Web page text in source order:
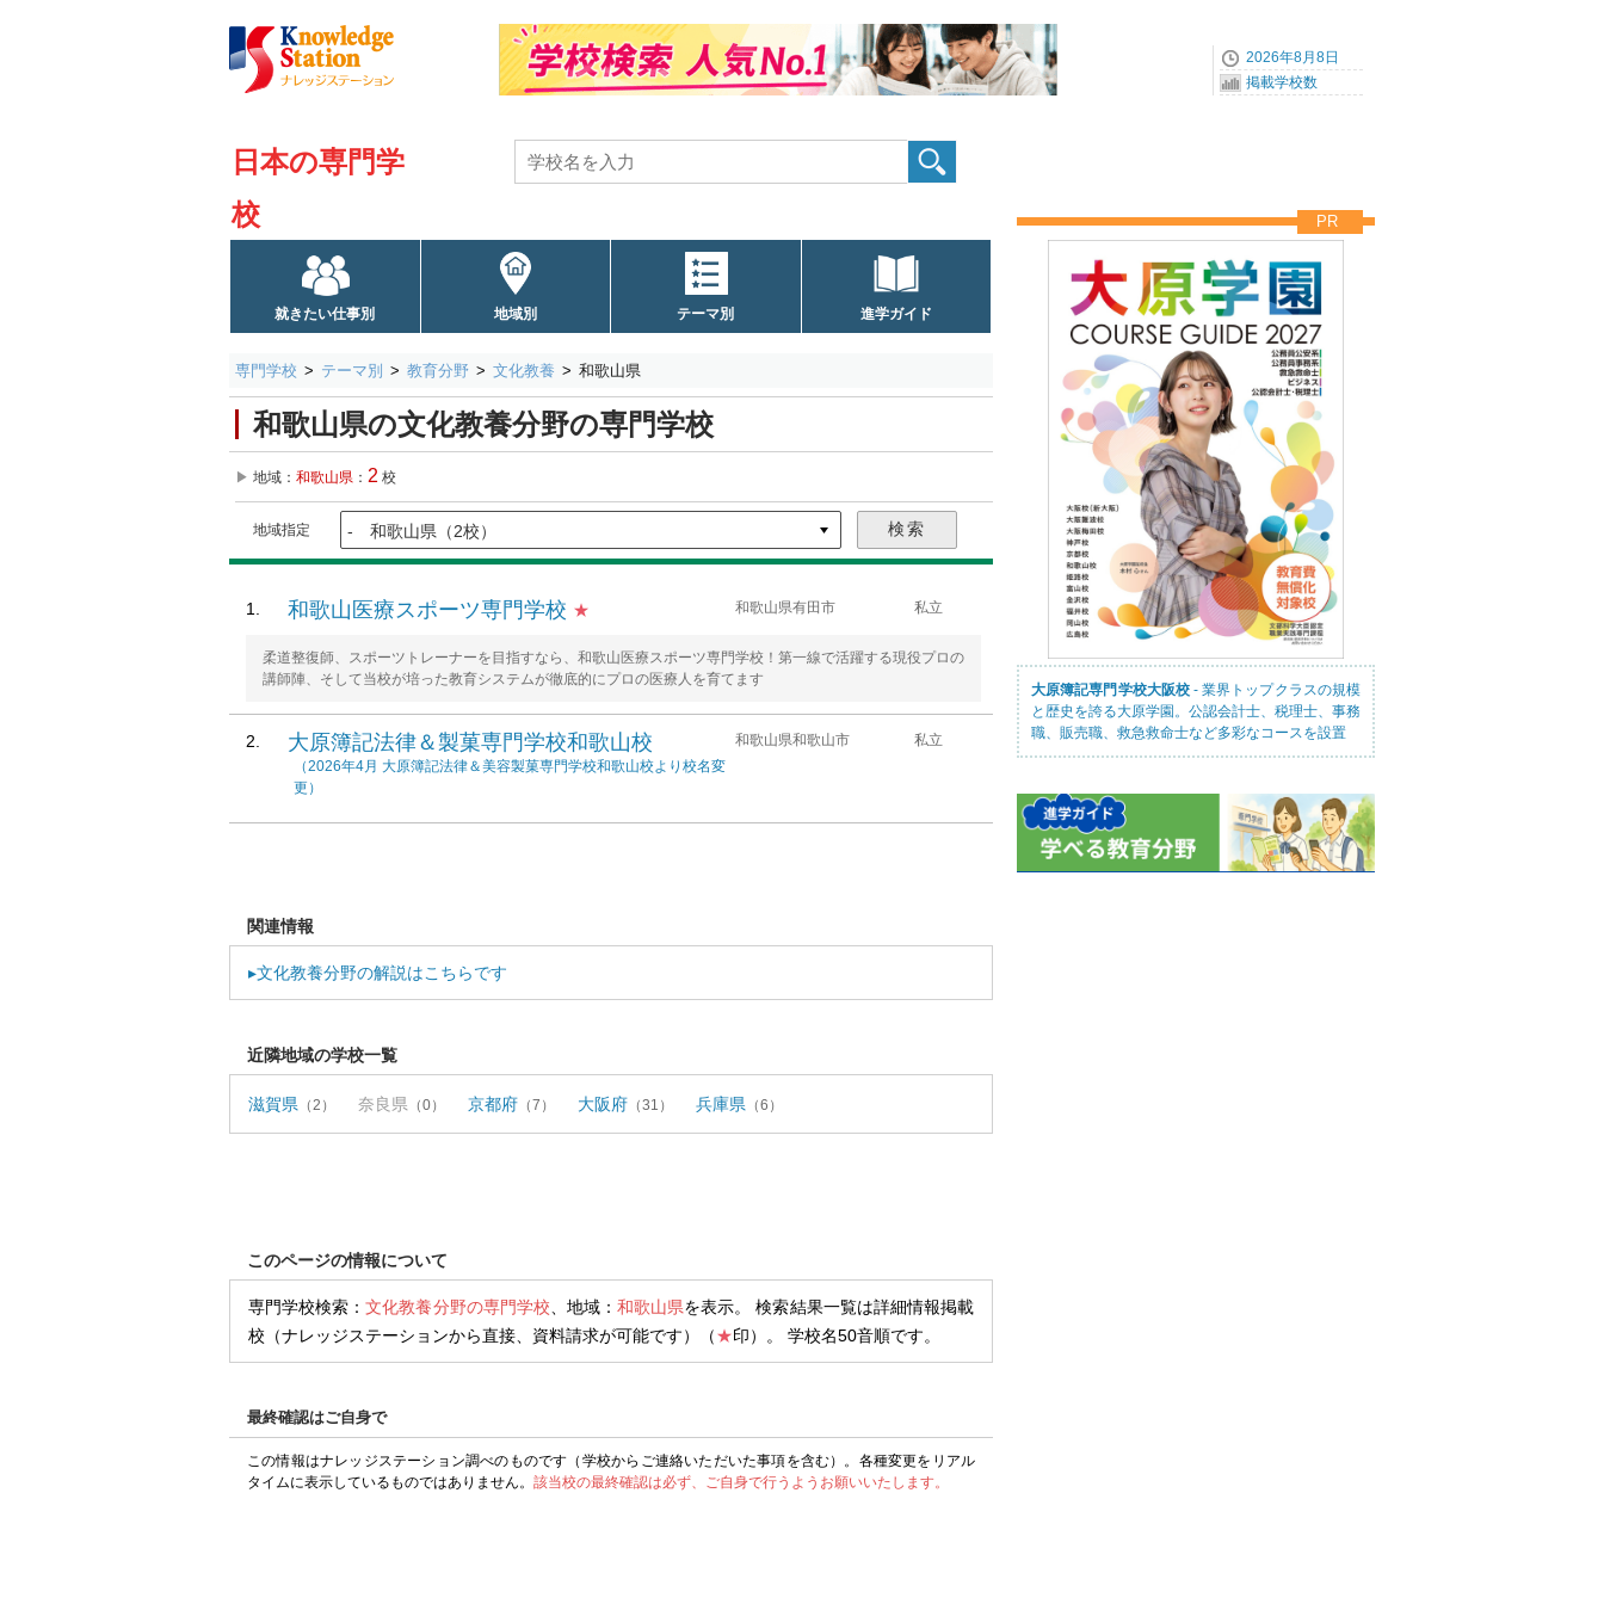
2026年8月8日
掲載学校数
日本の専門学
校
就きたい仕事別 地域別 テーマ別 進学ガイド
専門学校 テーマ別 教育分野 文化教養 和歌山県
和歌山県の文化教養分野の専門学校
地域： 和歌山県 ： 2 校
地域指定
和歌山医療スポーツ専門学校 ★ 和歌山県有田市 私立
柔道整復師、スポーツトレーナーを目指すなら、和歌山医療スポーツ専門学校！第一線で活躍する現役プロの
講師陣、そして当校が培った教育システムが徹底的にプロの医療人を育てます
大原簿記法律＆製菓専門学校和歌山校
（2026年4月 大原簿記法律＆美容製菓専門学校和歌山校より校名変
更）
和歌山県和歌山市 私立
関連情報
▸文化教養分野の解説はこちらです
近隣地域の学校一覧
滋賀県 （2） 奈良県 （0） 京都府 （7） 大阪府 （31） 兵庫県 （6）
このページの情報について
専門学校検索：文化教養分野の専門学校 、地域：和歌山県を表示。 検索結果一覧は詳細情報掲載
校（ナレッジステーションから直接、資料請求が可能です）（★印）。 学校名50音順です。
最終確認はご自身で
この情報はナレッジステーション調べのものです（学校からご連絡いただいた事項を含む）。各種変更をリアル
タイムに表示しているものではありません。 該当校の最終確認は必ず、ご自身で行うようお願いいたします。
PR
大原簿記専門学校大阪校- 業界トップクラスの規模
と歴史を誇る大原学園。公認会計士、税理士、事務
職、販売職、救急救命士など多彩なコースを設置